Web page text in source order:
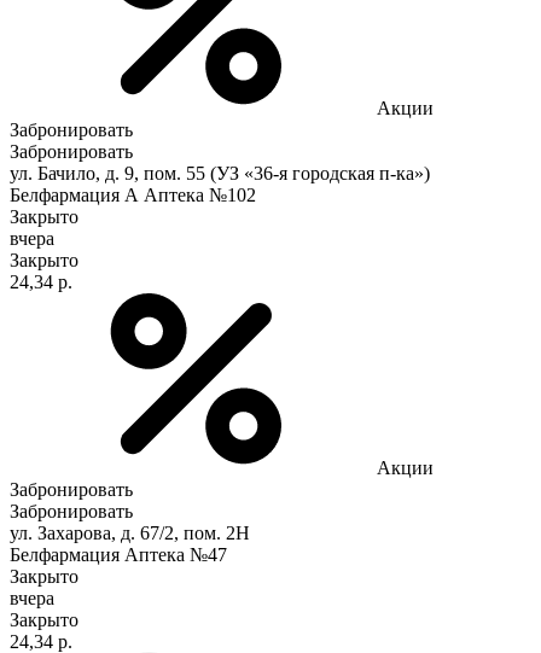
Акции
Забронировать
Забронировать
ул. Бачило, д. 9, пом. 55 (УЗ «36-я городская п-ка»)
Белфармация А Аптека №102
Закрыто
вчера
Закрыто
24,34 р.
Акции
Забронировать
Забронировать
ул. Захарова, д. 67/2, пом. 2Н
Белфармация Аптека №47
Закрыто
вчера
Закрыто
24,34 р.